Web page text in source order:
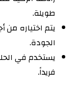
طويلة.
يتم اختياره من
الجودة.
يستخدم في
فريداً.